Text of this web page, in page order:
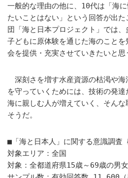
一般的な理由の他に、10代は「海
たいことはない」という回答が出
団「海と日本プロジェクト」では、
子どもに原体験を通じた海のこと
会を提供・充実させていきたいと思
深刻さを増す水産資源の枯渇や海
を守っていくためには、技術の発達
海に親しむ人が増えていく、そんな
そうだ。
■「海と日本人」に関する意識調査
対象エリア：全国
対象：全都道府県15歳～69歳の男女